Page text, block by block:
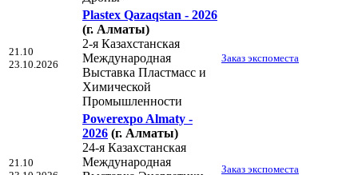
21.10
23.10.2026
Plastex Qazaqstan - 2026
(г. Алматы)
2-я Казахстанская
Международная
Выставка Пластмасс и
Химической
Промышленности
Заказ экспоместа
21.10
Powerexpo Almaty -
2026 (г. Алматы)
24-я Казахстанская
Международная
Заказ экспоместа